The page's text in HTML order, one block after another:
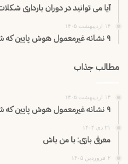
آیا می توانید در دوران بارداری
۱۴ اردیبهشت ۱۴۰۵
۹ نشانه غیرمعمول هوش پایین که شما را شگفت زده می کند
مطالب جذاب
۱۴ اردیبهشت ۱۴۰۵
۹ نشانه غیرمعمول هوش پایین که شما را شگفت زده می کند
۲۱ دی ۱۴۰۴
معرفی بازی: با من باش
۲ فروردین ۱۴۰۵